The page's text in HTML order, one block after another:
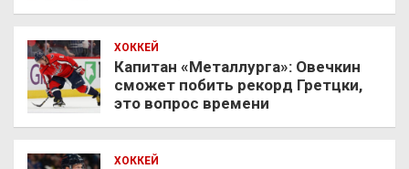
ХОККЕЙ
Капитан «Металлурга»: Овечкин
сможет побить рекорд Гретцки,
это вопрос времени
ХОККЕЙ